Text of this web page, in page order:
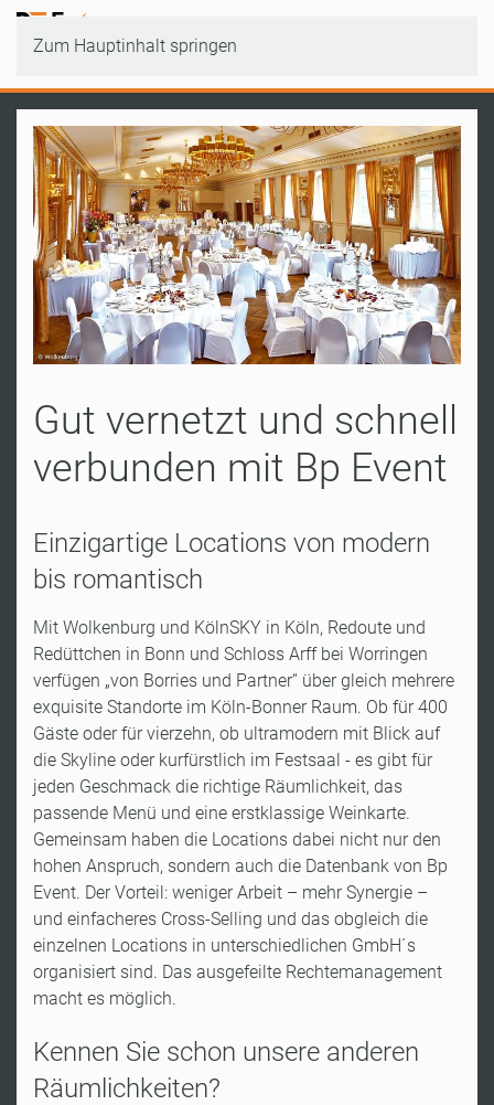
Zum Hauptinhalt springen
Gut vernetzt und schnell
verbunden mit Bp Event
Einzigartige Locations von modern
bis romantisch
Mit Wolkenburg und KölnSKY in Köln, Redoute und
Redüttchen in Bonn und Schloss Arff bei Worringen
verfügen „von Borries und Partner“ über gleich mehrere
exquisite Standorte im Köln-Bonner Raum. Ob für 400
Gäste oder für vierzehn, ob ultramodern mit Blick auf
die Skyline oder kurfürstlich im Festsaal - es gibt für
jeden Geschmack die richtige Räumlichkeit, das
passende Menü und eine erstklassige Weinkarte.
Gemeinsam haben die Locations dabei nicht nur den
hohen Anspruch, sondern auch die Datenbank von Bp
Event. Der Vorteil: weniger Arbeit – mehr Synergie –
und einfacheres Cross-Selling und das obgleich die
einzelnen Locations in unterschiedlichen GmbH´s
organisiert sind. Das ausgefeilte Rechtemanagement
macht es möglich.
Kennen Sie schon unsere anderen
Räumlichkeiten?